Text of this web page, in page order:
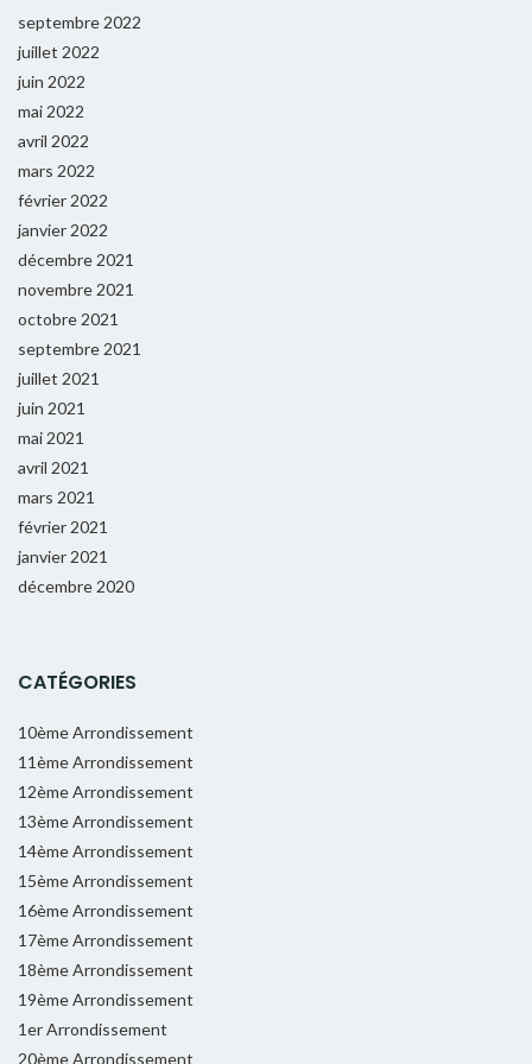
septembre 2022
juillet 2022
juin 2022
mai 2022
avril 2022
mars 2022
février 2022
janvier 2022
décembre 2021
novembre 2021
octobre 2021
septembre 2021
juillet 2021
juin 2021
mai 2021
avril 2021
mars 2021
février 2021
janvier 2021
décembre 2020
CATÉGORIES
10ème Arrondissement
11ème Arrondissement
12ème Arrondissement
13ème Arrondissement
14ème Arrondissement
15ème Arrondissement
16ème Arrondissement
17ème Arrondissement
18ème Arrondissement
19ème Arrondissement
1er Arrondissement
20ème Arrondissement